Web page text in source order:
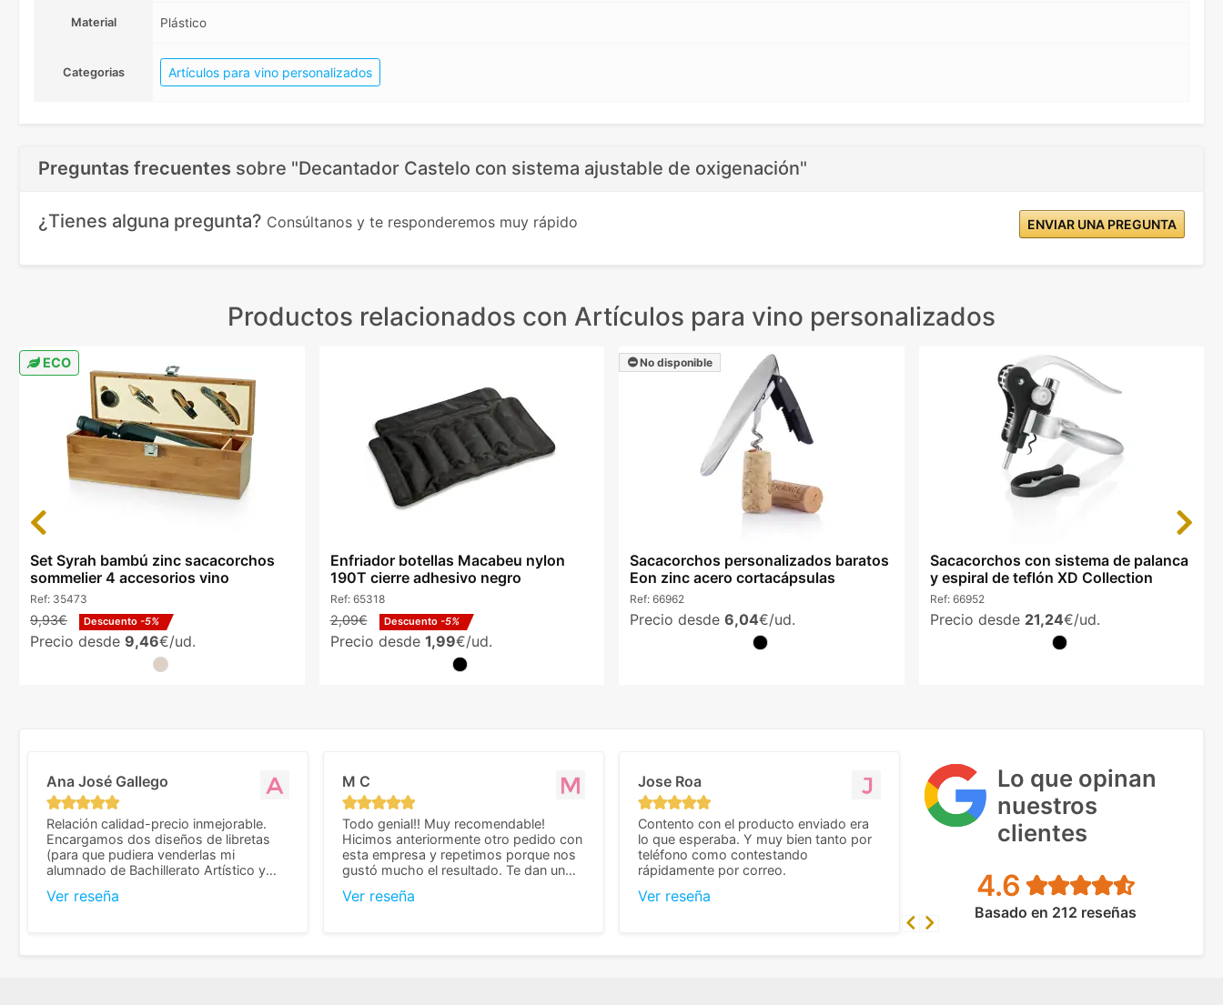
Material Plástico
Categorias Artículos para vino personalizados
Preguntas frecuentes sobre "Decantador Castelo con sistema ajustable de oxigenación"
¿Tienes alguna pregunta? Consúltanos y te responderemos muy rápido ENVIAR UNA PREGUNTA
Productos relacionados con Artículos para vino personalizados
ECO
Set Syrah bambú zinc sacacorchos
sommelier 4 accesorios vino
Ref: 35473
9,93€ Descuento -5%
Precio desde 9,46€/ud.
Enfriador botellas Macabeu nylon
190T cierre adhesivo negro
Ref: 65318
2,09€ Descuento -5%
Precio desde 1,99€/ud.
No disponible
Sacacorchos personalizados baratos
Eon zinc acero cortacápsulas
Ref: 66962
Precio desde 6,04€/ud.
Sacacorchos con sistema de palanca
y espiral de teflón XD Collection
Ref: 66952
Precio desde 21,24€/ud.
Previous Next
Lo que opinan
nuestros
clientes
4.6
Basado en 212 reseñas
Ana José Gallego
Relación calidad-precio inmejorable.
Encargamos dos diseños de libretas
(para que pudiera venderlas mi
alumnado de Bachillerato Artístico y
mejor presupuesto con diferencia, con
Ver reseña
M C
Todo genial!! Muy recomendable!
Hicimos anteriormente otro pedido con
esta empresa y repetimos porque nos
gustó mucho el resultado. Te dan un
que valoramos mucho cuando se trata
Ver reseña
Jose Roa
Contento con el producto enviado era
lo que esperaba. Y muy bien tanto por
teléfono como contestando
rápidamente por correo.
Ver reseña
Previous
Next